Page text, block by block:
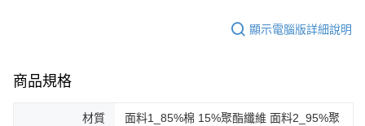
顯示電腦版詳細說明
商品規格
材質
面料1_85%棉 15%聚酯纖維 面料2_95%聚